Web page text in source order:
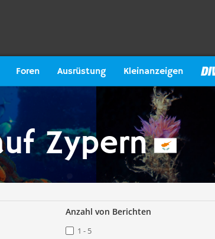
Foren Ausrüstung Kleinanzeigen
Zypern
Anzahl von Berichten
1 - 5